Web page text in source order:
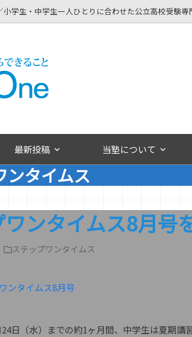
小学生・中学生一人ひとりに合わせた公立高校受験専
最新投稿 当塾について
ンタイムス
ンタイムス8月号
ステップワンタイムス
ンタイムス8月号
日（水）までの約1ヶ月間、中学生は夏期